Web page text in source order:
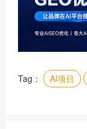
Tag： AI项目